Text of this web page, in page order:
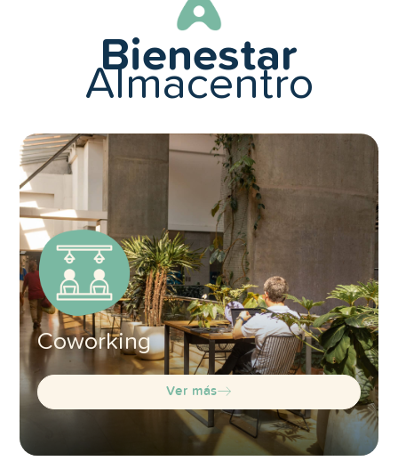
Bienestar
Almacentro
Coworking
Ver más